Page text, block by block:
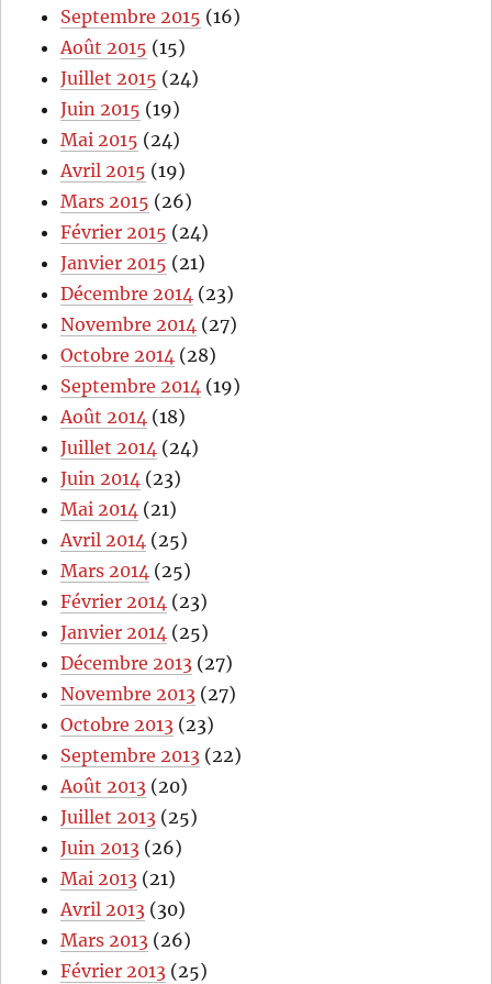
Septembre 2015 (16)
Août 2015 (15)
Juillet 2015 (24)
Juin 2015 (19)
Mai 2015 (24)
Avril 2015 (19)
Mars 2015 (26)
Février 2015 (24)
Janvier 2015 (21)
Décembre 2014 (23)
Novembre 2014 (27)
Octobre 2014 (28)
Septembre 2014 (19)
Août 2014 (18)
Juillet 2014 (24)
Juin 2014 (23)
Mai 2014 (21)
Avril 2014 (25)
Mars 2014 (25)
Février 2014 (23)
Janvier 2014 (25)
Décembre 2013 (27)
Novembre 2013 (27)
Octobre 2013 (23)
Septembre 2013 (22)
Août 2013 (20)
Juillet 2013 (25)
Juin 2013 (26)
Mai 2013 (21)
Avril 2013 (30)
Mars 2013 (26)
Février 2013 (25)